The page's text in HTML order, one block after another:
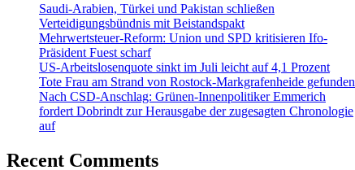
Saudi-Arabien, Türkei und Pakistan schließen
Verteidigungsbündnis mit Beistandspakt
Mehrwertsteuer-Reform: Union und SPD kritisieren Ifo-
Präsident Fuest scharf
US-Arbeitslosenquote sinkt im Juli leicht auf 4,1 Prozent
Tote Frau am Strand von Rostock-Markgrafenheide gefunden
Nach CSD-Anschlag: Grünen-Innenpolitiker Emmerich
fordert Dobrindt zur Herausgabe der zugesagten Chronologie
auf
Recent Comments